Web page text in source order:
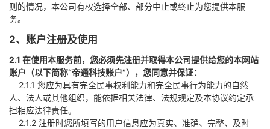
则的情况，本公司有权选择全部、部分中止或终止为您提供本服
务。
2、账户注册及使用
2.1 在使用本服务前，您必须先注册并取得本公司提供给您的本网站
账户（以下简称“帝通科技账户”），您同意并保证：
2.1.1 您应为具有完全民事权利能力和完全民事行为能力的自然
人、法人或其他组织，能依据相关法律、法规规定及本协议约定承
担相应法律责任。
2.1.2 注册时您所填写的用户信息应为真实、准确、完整、及时